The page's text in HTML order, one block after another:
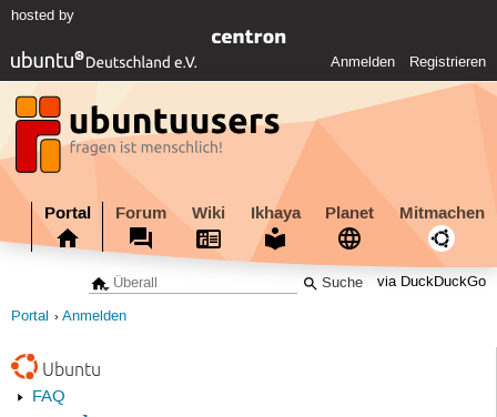
hosted by
Anmelden Registrieren
Portal Forum Wiki Ikhaya Planet Mitmachen
via DuckDuckGo
Portal Anmelden
Ubuntu
FAQ